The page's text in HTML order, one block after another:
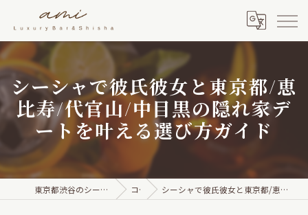
シーシャで彼氏彼女と東京都/恵
比寿/代官山/中目黒の隠れ家デ
ートを叶える選び方ガイド
東京都渋谷のシーシャならami Luxury Bar & Shisha コラム シーシャで彼氏彼女と東京都/恵比寿/代官山/中目黒の隠れ家デートを叶える選び方ガイド